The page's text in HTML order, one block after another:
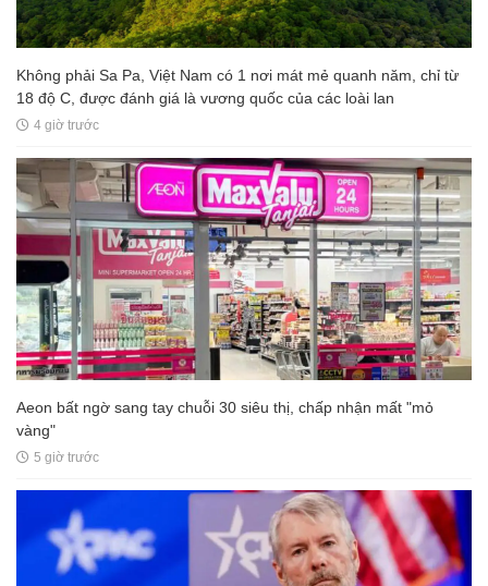
Không phải Sa Pa, Việt Nam có 1 nơi mát mẻ quanh năm, chỉ từ
18 độ C, được đánh giá là vương quốc của các loài lan
4 giờ trước
Aeon bất ngờ sang tay chuỗi 30 siêu thị, chấp nhận mất "mỏ
vàng"
5 giờ trước